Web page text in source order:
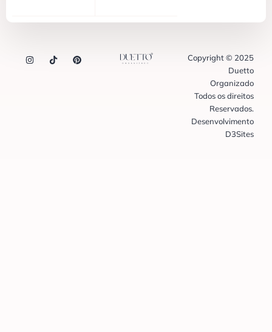
Copyright © 2025
Duetto
Organizado
Todos os direitos
Reservados.
Desenvolvimento
D3Sites